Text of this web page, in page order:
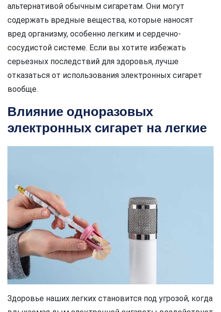
альтернативой обычным сигаретам. Они могут
содержать вредные вещества, которые наносят
вред организму, особенно легким и сердечно-
сосудистой системе. Если вы хотите избежать
серьезных последствий для здоровья, лучше
отказаться от использования электронных сигарет
вообще.
Влияние одноразовых
электронных сигарет на легкие
Здоровье наших легких становится под угрозой, когда